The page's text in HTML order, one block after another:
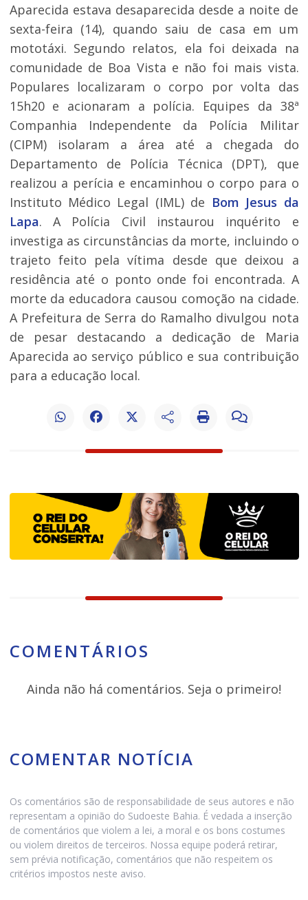
Aparecida estava desaparecida desde a noite de
sexta-feira (14), quando saiu de casa em um
mototáxi. Segundo relatos, ela foi deixada na
comunidade de Boa Vista e não foi mais vista.
Populares localizaram o corpo por volta das
15h20 e acionaram a polícia. Equipes da 38ª
Companhia Independente da Polícia Militar
(CIPM) isolaram a área até a chegada do
Departamento de Polícia Técnica (DPT), que
realizou a perícia e encaminhou o corpo para o
Instituto Médico Legal (IML) de Bom Jesus da
Lapa. A Polícia Civil instaurou inquérito e
investiga as circunstâncias da morte, incluindo o
trajeto feito pela vítima desde que deixou a
residência até o ponto onde foi encontrada. A
morte da educadora causou comoção na cidade.
A Prefeitura de Serra do Ramalho divulgou nota
de pesar destacando a dedicação de Maria
Aparecida ao serviço público e sua contribuição
para a educação local.
COMENTÁRIOS
Ainda não há comentários. Seja o primeiro!
COMENTAR NOTÍCIA
Os comentários são de responsabilidade de seus autores e não
representam a opinião do Sudoeste Bahia. É vedada a inserção
de comentários que violem a lei, a moral e os bons costumes
ou violem direitos de terceiros. Nossa equipe poderá retirar,
sem prévia notificação, comentários que não respeitem os
critérios impostos neste aviso.